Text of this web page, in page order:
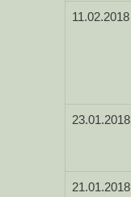
11.02.2018
23.01.2018
21.01.2018